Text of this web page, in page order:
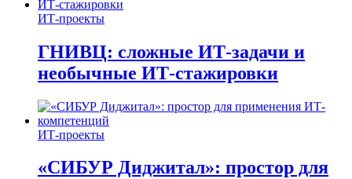
ИТ-проекты
ГНИВЦ: сложные ИТ‑задачи и
необычные ИТ‑стажировки
ИТ-проекты
«СИБУР Диджитал»: простор для